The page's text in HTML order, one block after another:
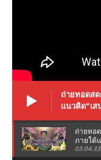
ถ่ายทอดส
แนวคิด“เ
ถ่ายทอ
ภายใต้
03:04:33